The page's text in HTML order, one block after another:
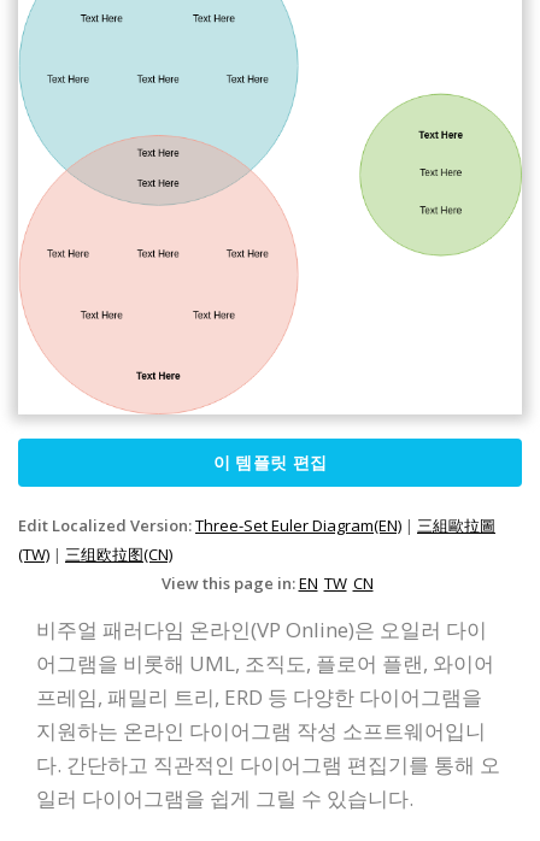
이 템플릿 편집
Edit Localized Version:Three-Set Euler Diagram(EN) | 三組歐拉圖
(TW) | 三组欧拉图(CN)
View this page in:EN TW CN
비주얼 패러다임 온라인(VP Online)은 오일러 다이
어그램을 비롯해 UML, 조직도, 플로어 플랜, 와이어
프레임, 패밀리 트리, ERD 등 다양한 다이어그램을
지원하는 온라인 다이어그램 작성 소프트웨어입니
다. 간단하고 직관적인 다이어그램 편집기를 통해 오
일러 다이어그램을 쉽게 그릴 수 있습니다.